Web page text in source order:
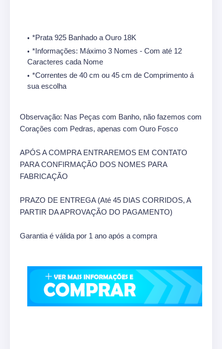
*Prata 925 Banhado a Ouro 18K
*Informações: Máximo 3 Nomes - Com até 12
Caracteres cada Nome
*Correntes de 40 cm ou 45 cm de Comprimento á
sua escolha
Observação: Nas Peças com Banho, não fazemos com
Corações com Pedras, apenas com Ouro Fosco
APÓS A COMPRA ENTRAREMOS EM CONTATO
PARA CONFIRMAÇÃO DOS NOMES PARA
FABRICAÇÃO
PRAZO DE ENTREGA (Até 45 DIAS CORRIDOS, A
PARTIR DA APROVAÇÃO DO PAGAMENTO)
Garantia é válida por 1 ano após a compra